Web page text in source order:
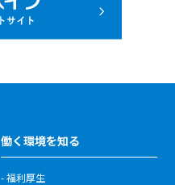
働く環境を知る
- 福利厚生